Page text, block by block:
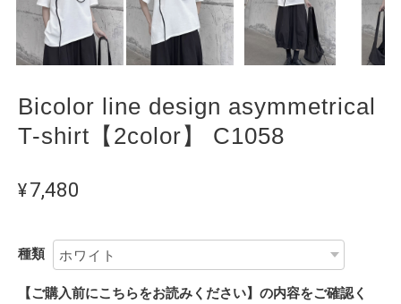
Bicolor line design asymmetrical
T-shirt【2color】 C1058
¥7,480
種類
【ご購入前にこちらをお読みください】の内容をご確認く